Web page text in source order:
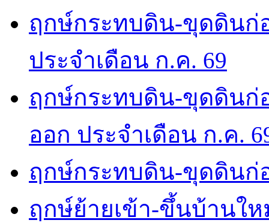
ฤกษ์กระทบดิน-ขุดดินก่
ประจำเดือน ก.ค. 69
ฤกษ์กระทบดิน-ขุดดินก่
ออก ประจำเดือน ก.ค.
ฤกษ์กระทบดิน-ขุดดินก่
ฤกษ์ย้ายเข้า-ขึ้นบ้านใ